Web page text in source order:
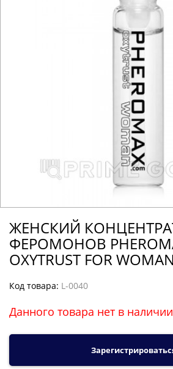
ЖЕНСКИЙ
ФЕРОМОНОВ
OXYTRUST FOR
Код товара: L-0040
Данного товара нет в наличии